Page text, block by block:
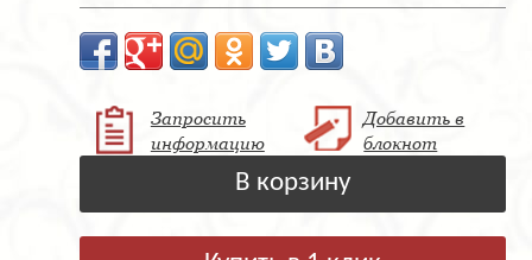
Запросить
информацию
Добавить в
блокнот
В корзину